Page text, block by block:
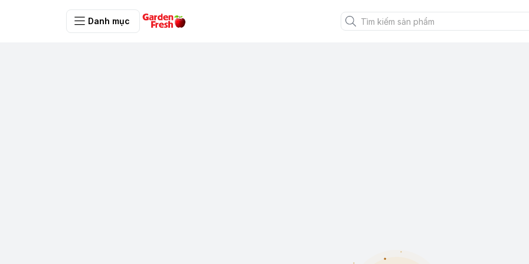
Danh mục